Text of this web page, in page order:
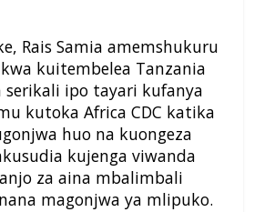
Rais Samia amemshukuru
kuitembelea Tanzania
serikali ipo tayari kufanya
kutoka Africa CDC katika
huo na kuongeza
kujenga viwanda
za aina mbalimbali
magonjwa ya mlipuko.